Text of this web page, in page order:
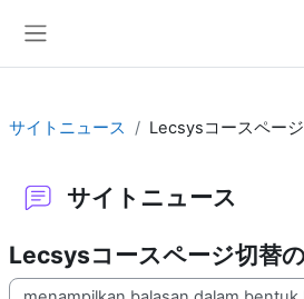
サイトニュース Lecsysコースペー
サイトニュース
Lecsysコースページ切替
Mode tampilan